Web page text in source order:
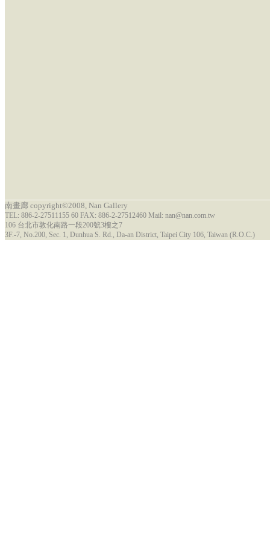
南畫廊 copyright©2008, Nan Gallery
TEL: 886-2-27511155 60 FAX: 886-2-27512460 Mail: nan@nan.com.tw
106 台北市敦化南路一段200號3樓之7
3F.-7, No.200, Sec. 1, Dunhua S. Rd., Da-an District, Taipei City 106, Taiwan (R.O.C.)